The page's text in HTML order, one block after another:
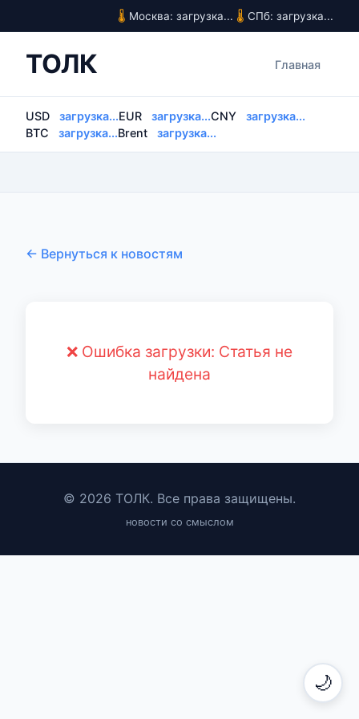
🌙
Москва: загрузка... СПб: загрузка...
ТОЛК Главная
USD загрузка...EUR загрузка...CNY
загрузка...
BTC
загрузка...Brent загрузка...
← Вернуться к новостям
❌ Ошибка загрузки: Статья не
найдена
© 2026 ТОЛК. Все права защищены.
новости со смыслом